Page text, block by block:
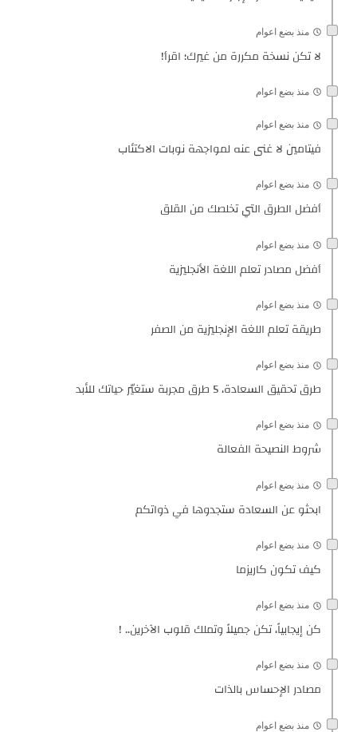
منذ بضع اعوام
لا تكن نسخة مكررة من غيرك؛ اقرأ!
منذ بضع اعوام
منذ بضع اعوام
فيتامين لا غنى عنه لمواجهة نوبات الاكتئاب
منذ بضع اعوام
أفضل الطرق التي تخلصك من القلق
منذ بضع اعوام
أفضل مصادر تعلم اللغة الأنجليزية
منذ بضع اعوام
طريقة تعلم اللغة الإنجليزية من الصفر
منذ بضع اعوام
طرق تحقيق السعادة، 5 طرق مجربة ستغيّر حياتك للأبد
منذ بضع اعوام
شروط النصيحة الفعالة
منذ بضع اعوام
ابحثو عن السعادة ستجدوها في ذواتكم
منذ بضع اعوام
كيف تكون كاريزما
منذ بضع اعوام
كن إيجابياً، تكن جميلاً وتملك قلوب الآخرين.. !
منذ بضع اعوام
مصادر الإحساس بالذات
منذ بضع اعوام